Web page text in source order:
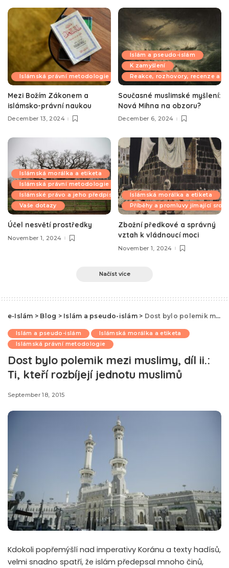
Islámská právní metodologie
Mezi Božím Zákonem a
islámsko-právní naukou
December 13, 2024
Islám a pseudo-islám
K zamyšlení
Reakce, rozhovory, recenze a
Současné muslimské myšlení:
Nová Mihna na obzoru?
December 6, 2024
Islámská morálka a etiketa
Islámská právní metodologie
Islámské právo a jeho předpisy
Vaše dotazy
Účel nesvětí prostředky
November 1, 2024
Islámská morálka a etiketa
Příběhy a promluvy jímající
Zbožní předkové a správný
vztah k vládnoucí moci
November 1, 2024
Načíst více
e-Islám > Blog > Islám a pseudo-islám> Dost bylo polemik mezi muslimy, díl ii.: Ti, kteří rozbíjejí jednotu muslimů
Islám a pseudo-islám
Islámská morálka a etiketa
Islámská právní metodologie
Dost bylo polemik mezi muslimy, díl ii.:
Ti, kteří rozbíjejí jednotu muslimů
September 18, 2015
Kdokoli popřemýšlí nad imperativy Koránu a texty hadísů,
velmi snadno spatří, že islám předepsal mnoho činů,